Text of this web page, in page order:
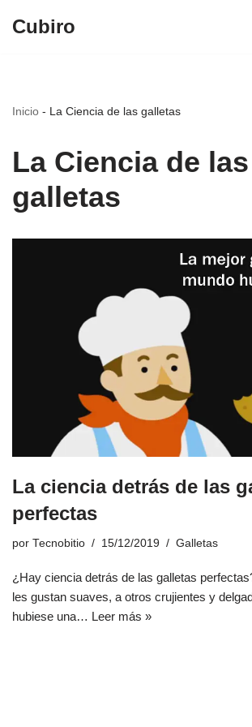
Cubiro
Inicio - La Ciencia de las galletas
La Ciencia de las
galletas
La ciencia detrás de las
perfectas
por Tecnobitio 15/12/2019 Galletas
¿Hay ciencia detrás de las galletas
les gustan suaves, a otros crujientes y
hubiese una… Leer más »